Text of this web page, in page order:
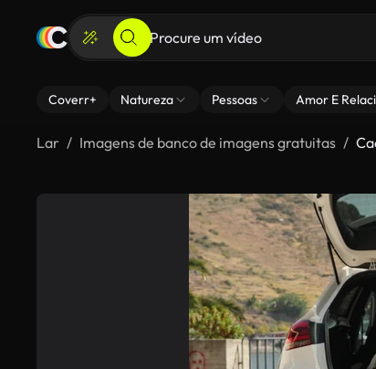
Coverr+ Natureza Pessoas Amor E
Lar Imagens de banco de imagens gratuitas